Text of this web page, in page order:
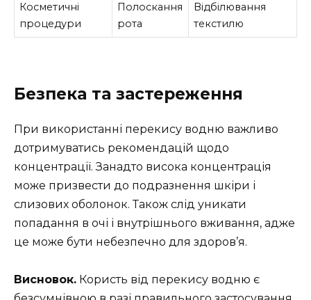
Косметичні
процедури
Полоскання
рота
Відбілювання
текстилю
Безпека та застереження
При використанні перекису водню важливо
дотримуватись рекомендацій щодо
концентрації. Занадто висока концентрація
може призвести до подразнення шкіри і
слизових оболонок. Також слід уникати
попадання в очі і внутрішнього вживання, адже
це може бути небезпечно для здоров’я.
Висновок. Користь від перекису водню є